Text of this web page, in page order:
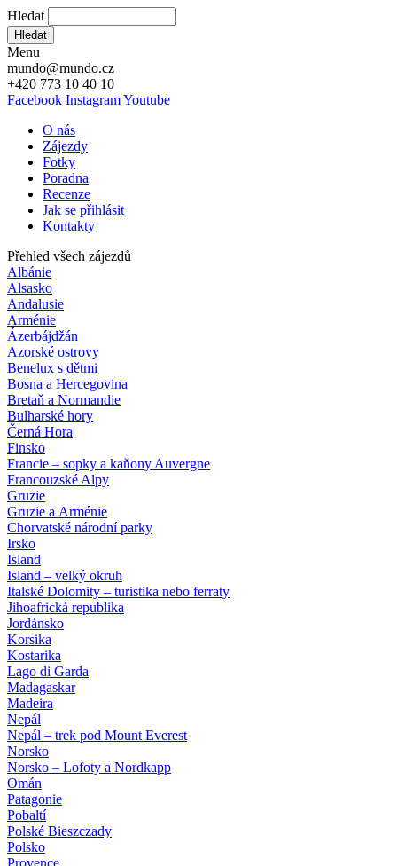
Hledat
Hledat
Menu
mundo@mundo.cz
+420 773 10 40 10
Facebook InstagramYoutube
O nás
Zájezdy
Fotky
Poradna
Recenze
Jak se přihlásit
Kontakty
Přehled všech zájezdů
Albánie
Alsasko
Andalusie
Arménie
Ázerbájdžán
Azorské ostrovy
Benelux s dětmi
Bosna a Hercegovina
Bretaň a Normandie
Bulharské hory
Černá Hora
Finsko
Francie – sopky a kaňony Auvergne
Francouzské Alpy
Gruzie
Gruzie a Arménie
Chorvatské národní parky
Irsko
Island
Island – velký okruh
Italské Dolomity – turistika nebo ferraty
Jihoafrická republika
Jordánsko
Korsika
Kostarika
Lago di Garda
Madagaskar
Madeira
Nepál
Nepál – trek pod Mount Everest
Norsko
Norsko – Lofoty a Nordkapp
Omán
Patagonie
Pobaltí
Polské Bieszczady
Polsko
Provence